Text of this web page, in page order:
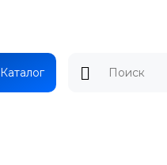
Каталог